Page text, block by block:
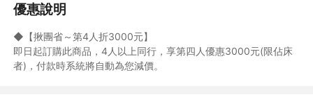
優惠說明
◆【揪團省～第4人折3000元】
即日起訂購此商品，4人以上同行，享第四人優惠3000元(限佔床
者)，付款時系統將自動為您減價。